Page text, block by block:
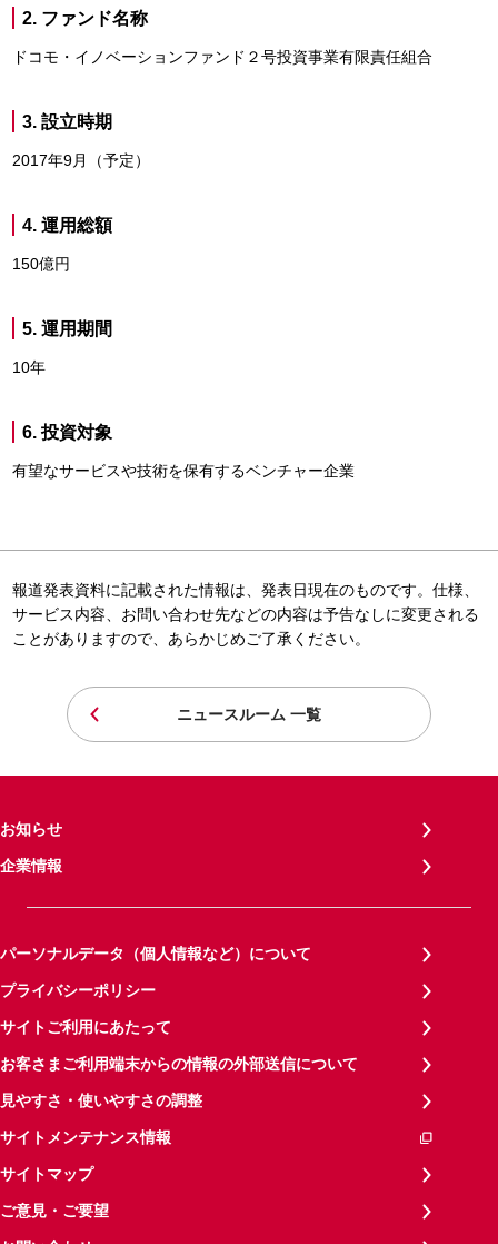
2. ファンド名称
ドコモ・イノベーションファンド２号投資事業有限責任組合
3. 設立時期
2017年9月（予定）
4. 運用総額
150億円
5. 運用期間
10年
6. 投資対象
有望なサービスや技術を保有するベンチャー企業
報道発表資料に記載された情報は、発表日現在のものです。仕様、
サービス内容、お問い合わせ先などの内容は予告なしに変更される
ことがありますので、あらかじめご了承ください。
ニュースルーム 一覧
お知らせ
企業情報
パーソナルデータ（個人情報など）について
プライバシーポリシー
サイトご利用にあたって
お客さまご利用端末からの情報の外部送信について
見やすさ・使いやすさの調整
サイトメンテナンス情報
サイトマップ
ご意見・ご要望